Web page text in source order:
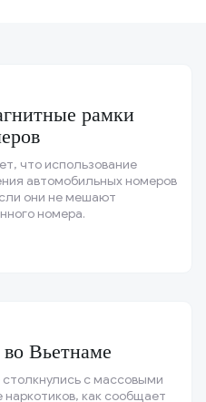
рамки
что использование
автомобильных номеров
они не мешают
номера.
Вьетнаме
с массовыми
как сообщает